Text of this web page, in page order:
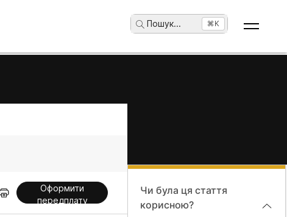
Пошук... ⌘K
Оформити
передплату
Чи була ця стаття
корисною?